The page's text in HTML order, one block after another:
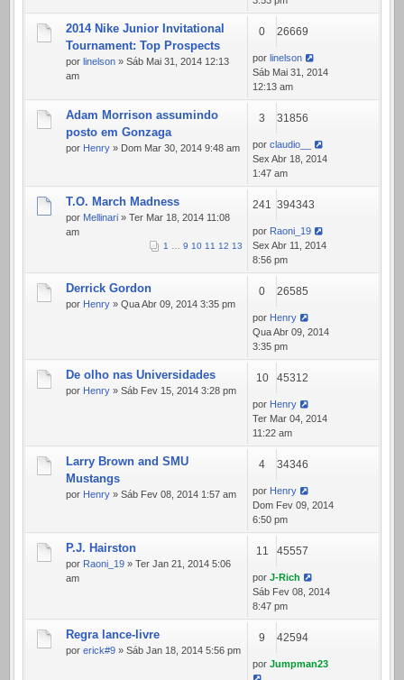
2014 Nike Junior Invitational
Tournament: Top Prospects
por linelson » Sáb Mai 31, 2014 12:13
am
0 26669
por linelson
Sáb Mai 31, 2014
12:13 am
Adam Morrison assumindo
posto em Gonzaga
por Henry » Dom Mar 30, 2014 9:48 am
3 31856
por claudio__
Sex Abr 18, 2014
1:47 am
T.O. March Madness
por Mellinari » Ter Mar 18, 2014 11:08
am
1 … 9 10 11 12 13
241 394343
por Raoni_19
Sex Abr 11, 2014
8:56 pm
Derrick Gordon
por Henry » Qua Abr 09, 2014 3:35 pm
0 26585
por Henry
Qua Abr 09, 2014
3:35 pm
De olho nas Universidades
por Henry » Sáb Fev 15, 2014 3:28 pm
10 45312
por Henry
Ter Mar 04, 2014
11:22 am
Larry Brown and SMU
Mustangs
por Henry » Sáb Fev 08, 2014 1:57 am
4 34346
por Henry
Dom Fev 09, 2014
6:50 pm
P.J. Hairston
por Raoni_19 » Ter Jan 21, 2014 5:06
am
11 45557
por J-Rich
Sáb Fev 08, 2014
8:47 pm
Regra lance-livre
por erick#9 » Sáb Jan 18, 2014 5:56 pm
9 42594
por Jumpman23